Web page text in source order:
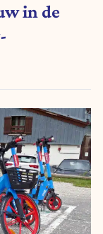
in de